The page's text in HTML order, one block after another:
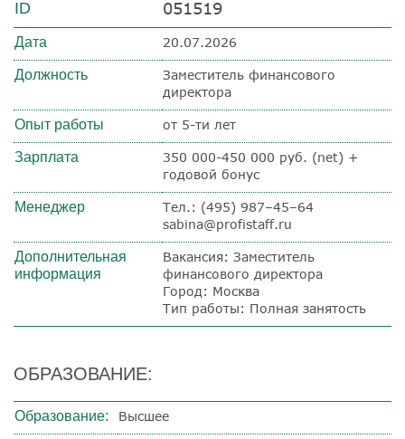
ID 051519
Дата 20.07.2026
Должность
Заместитель финансового
директора
Опыт работы от 5-ти лет
Зарплата
350 000-450 000 руб. (net) +
годовой бонус
Менеджер
Тел.: (495) 987–45–64
sabina@profistaff.ru
Дополнительная
информация
Вакансия: Заместитель
финансового директора
Город: Москва
Тип работы: Полная занятость
ОБРАЗОВАНИЕ:
Образование: Высшее